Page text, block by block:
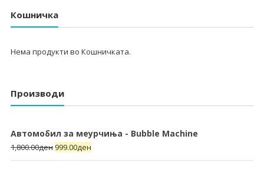
Кошничка
Нема продукти во Кошничката.
Производи
Автомобил за меурчиња - Bubble Machine
1,800.00ден 999.00ден